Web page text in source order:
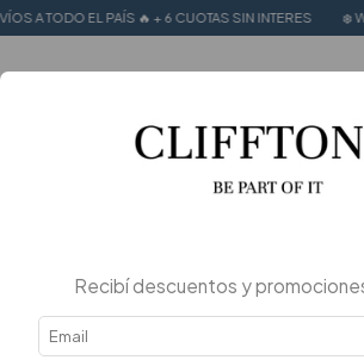
PAÍS 🔥 + 6 CUOTAS SIN INTERES ❄️ WINTER SALE
Recibí descuentos y